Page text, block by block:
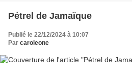
Pétrel de Jamaïque
Publié le 22/12/2024 à 10:07
Par caroleone